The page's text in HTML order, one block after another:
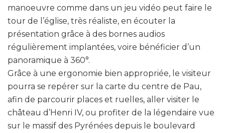
manoeuvre comme dans un jeu vidéo peut faire le
tour de l’église, très réaliste, en écouter la
présentation grâce à des bornes audios
régulièrement implantées, voire bénéficier d’un
panoramique à 360°.
Grâce à une ergonomie bien appropriée, le visiteur
pourra se repérer sur la carte du centre de Pau,
afin de parcourir places et ruelles, aller visiter le
château d’Henri IV, ou profiter de la légendaire vue
sur le massif des Pyrénées depuis le boulevard